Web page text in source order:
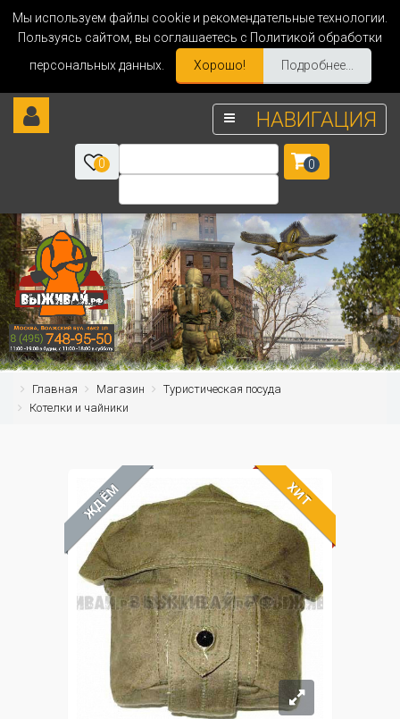
Мы используем файлы cookie и рекомендательные технологии.
Пользуясь сайтом, вы соглашаетесь с Политикой обработки
персональных данных.
Хорошо! Подробнее...
НАВИГАЦИЯ
0 0
Главная Магазин
Туристическая посуда
Котелки и чайники
ЖДЁМ ХИТ